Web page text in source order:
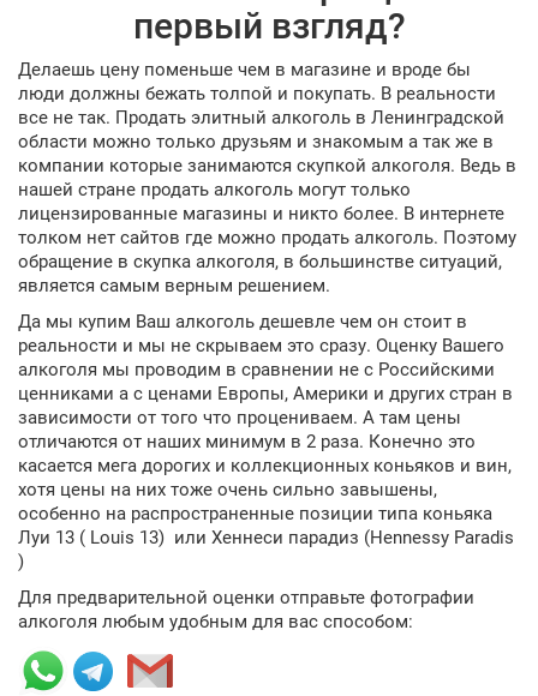
первый взгляд?
Делаешь цену поменьше чем в магазине и вроде бы
люди должны бежать толпой и покупать. В реальности
все не так. Продать элитный алкоголь в Ленинградской
области можно только друзьям и знакомым а так же в
компании которые занимаются скупкой алкоголя. Ведь в
нашей стране продать алкоголь могут только
лицензированные магазины и никто более. В интернете
толком нет сайтов где можно продать алкоголь. Поэтому
обращение в скупка алкоголя, в большинстве ситуаций,
является самым верным решением.
Да мы купим Ваш алкоголь дешевле чем он стоит в
реальности и мы не скрываем это сразу. Оценку Вашего
алкоголя мы проводим в сравнении не с Российскими
ценниками а с ценами Европы, Америки и других стран в
зависимости от того что процениваем. А там цены
отличаются от наших минимум в 2 раза. Конечно это
касается мега дорогих и коллекционных коньяков и вин,
хотя цены на них тоже очень сильно завышены,
особенно на распространенные позиции типа коньяка
Луи 13 ( Louis 13) или Хеннеси парадиз (Hennessy Paradis
)
Для предварительной оценки отправьте фотографии
алкоголя любым удобным для вас способом: